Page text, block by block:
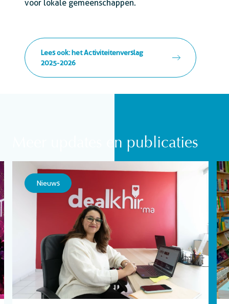
voor lokale gemeenschappen.
Lees ook: het Activiteitenverslag
2025-2026
Meer updates en publicaties
Nieuws